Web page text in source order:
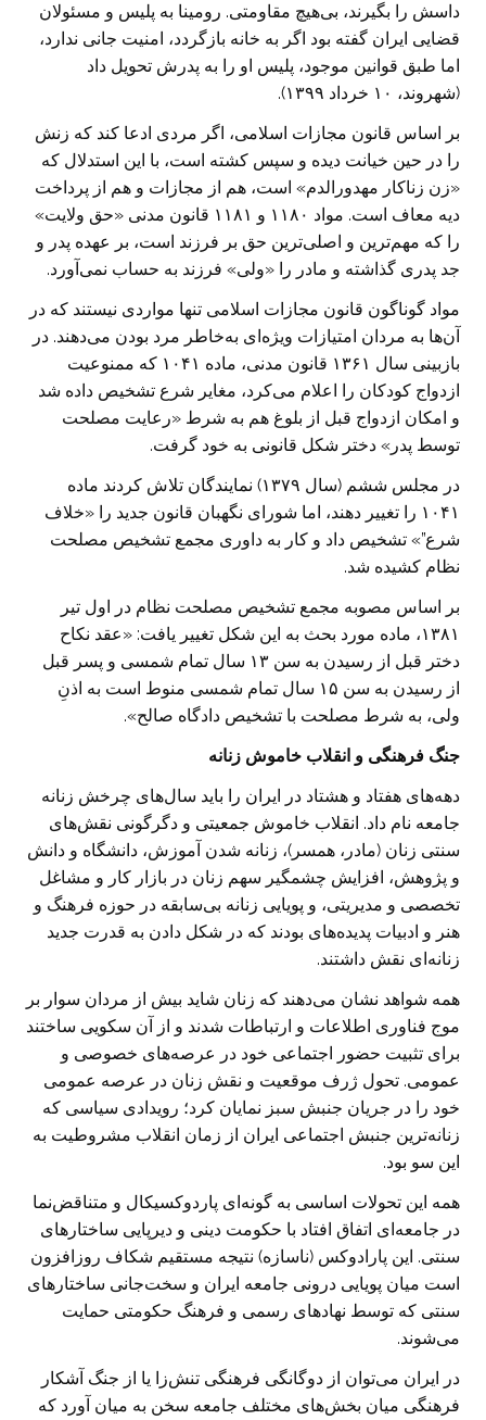
داسش را بگیرند، بی‌هیچ مقاومتی. رومینا به پلیس و مسئولان
قضایی ایران گفته بود اگر به خانه بازگردد، امنیت جانی ندارد،
اما طبق قوانین موجود، پلیس او را به پدرش تحویل داد
(شهروند، ۱۰ خرداد ۱۳۹۹).
بر اساس قانون مجازات اسلامی، اگر مردی ادعا کند که زنش
را در حین خیانت دیده و سپس کشته است، با این استدلال که
«زن زناکار مهدورالدم» است، هم از مجازات و هم از پرداخت
دیه معاف است. مواد ۱۱۸۰ و ۱۱۸۱ قانون مدنی «حق ولایت»
را که مهم‌ترین و اصلی‌ترین حق بر فرزند است، بر عهده پدر و
جد پدری گذاشته و مادر را «ولی» فرزند به حساب نمی‌آورد.
مواد گوناگون قانون مجازات اسلامی تنها مواردی نیستند که در
آن‌ها به مردان امتیازات ویژه‌ای به‌خاطر مرد بودن می‌دهند. در
بازبینی سال ۱۳۶۱ قانون مدنی، ماده ۱۰۴۱ که ممنوعیت
ازدواج کودکان را اعلام می‌کرد، مغایر شرع تشخیص داده شد
و امکان ازدواج قبل از بلوغ هم به شرط «رعایت مصلحت
توسط پدر» دختر شکل قانونی به خود گرفت.
در مجلس ششم (سال ۱۳۷۹) نمایندگان تلاش کردند ماده
۱۰۴۱ را تغییر دهند، اما شورای نگهبان قانون جدید را «خلاف
شرع”» تشخیص داد و کار به داوری مجمع تشخیص مصلحت
نظام کشیده شد.
بر اساس مصوبه مجمع تشخیص مصلحت نظام در اول تیر
۱۳۸۱، ماده مورد بحث به این شکل تغییر یافت: «عقد نکاح
دختر قبل از رسیدن به سن ۱۳ سال تمام شمسی و پسر قبل
از رسیدن به سن ۱۵ سال تمام شمسی منوط است به اذنِ
ولی، به شرط مصلحت با تشخیص دادگاه صالح».
جنگ فرهنگی و انقلاب خاموش زنانه
دهه‌های هفتاد و هشتاد در ایران را باید سال‌های چرخش زنانه
جامعه نام داد. انقلاب خاموش جمعیتی و دگرگونی نقش‌های
سنتی زنان (مادر، همسر)، زنانه شدن آموزش، دانشگاه و دانش
و پژوهش، افزایش چشمگیر سهم زنان در بازار کار و مشاغل
تخصصی و مدیریتی، و پویایی زنانه بی‌سابقه در حوزه فرهنگ و
هنر و ادبیات پدیده‌های بودند که در شکل دادن به قدرت جدید
زنانه‌ای نقش داشتند.
همه شواهد نشان می‌دهند که زنان شاید بیش از مردان سوار بر
موج فناوری اطلاعات و ارتباطات شدند و از آن سکویی ساختند
برای تثبیت حضور اجتماعی خود در عرصه‌های خصوصی و
عمومی. تحول ژرف موقعیت و نقش زنان در عرصه عمومی
خود را در جریان جنبش سبز نمایان کرد؛ رویدادی سیاسی که
زنانه‌ترین جنبش اجتماعی ایران از زمان انقلاب مشروطیت به
این سو بود.
همه این تحولات اساسی به گونه‌ای پاردوکسیکال و متناقض‌نما
در جامعه‌ای اتفاق افتاد با حکومت دینی و دیرپایی ساختارهای
سنتی. این پارادوکس (ناسازه) نتیجه مستقیم شکاف روزافزون
است میان پویایی درونی جامعه ایران و سخت‌جانی ساختارهای
سنتی که توسط نهادهای رسمی و فرهنگ حکومتی حمایت
می‌شوند.
در ایران می‌توان از دوگانگی فرهنگی تنش‌زا یا از جنگ آشکار
فرهنگی میان بخش‌های مختلف جامعه سخن به میان آورد که